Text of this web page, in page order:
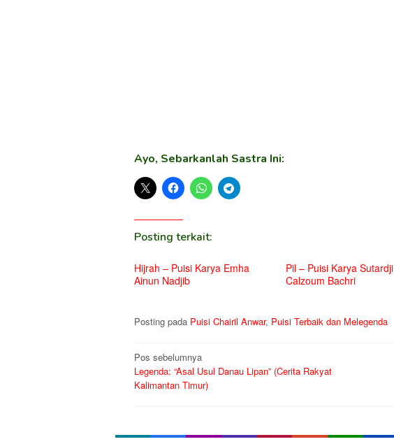
Ayo, Sebarkanlah Sastra Ini:
Posting terkait:
Hijrah – Puisi Karya Emha
Ainun Nadjib
Pil – Puisi Karya Sutardji
Calzoum Bachri
Posting pada Puisi Chairil Anwar, Puisi Terbaik dan Melegenda
Navigasi
pos
Pos sebelumnya
Legenda: “Asal Usul Danau Lipan” (Cerita Rakyat
Kalimantan Timur)